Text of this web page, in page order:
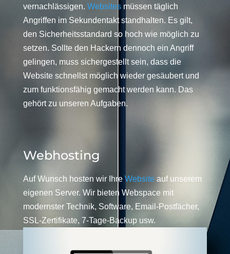
vernachlässigen. Websitesmüssen täglich
Angriffen im Sekundentakt standhalten. Es gilt,
den Sicherheitsstandard so hoch wie möglich zu
setzen. Sollte den Hackern dennoch ein Angriff
gelingen, muss sichergestellt sein, dass die
Website schnellst möglich wieder gesäubert und
zum funktionsfähig gemacht werden kann. Das
gehört zu unseren Aufgaben.
Webhosting
Auf Wunsch hosten wir Ihre Website auf unserem
eigenen Server. Wir bieten Webspace mit
modernster Technik, Software, Email-Postfächer,
SSL-Zertifikate, 7-Tage-Backup usw.